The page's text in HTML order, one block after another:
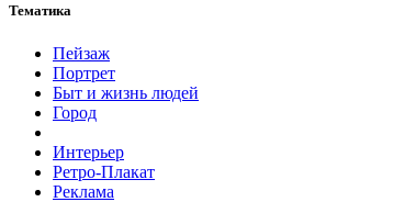
Тематика
Пейзаж
Портрет
Быт и жизнь людей
Город
Интерьер
Ретро-Плакат
Реклама